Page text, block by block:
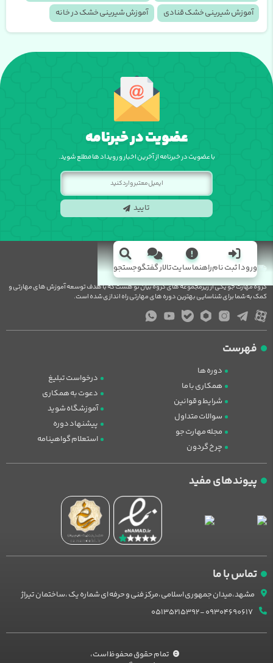
آموزش شیرینی خشک قنادی
آموزش شیرینی خشک در خانه
عضویت در خبرنامه
با عضویت در خبرنامه از آخرین اخبار و رویداد ها مطلع شوید.
تایید
ورود | ثبت نامراهنما سایتتالار گفتگوجستجو
گروه مهارت جو یکی از زیرمجموعه های گروه بیان نو هست که با هدف توسعه آموزش های مهارتی و
کمک به شما برای شناسایی بهترین دوره های مهارتی راه اندازی شده است.
فهرست
دوره ها
همکاری با ما
شرایط و قوانین
سوالات متداول
مجله مهارت جو
چرخ گردون
درخواست تبلیغ
دعوت به همکاری
آموزشگاه شوید
پیشنهاد دوره
استعلام گواهینامه
پیوندهای مفید
تماس با ما
مشهد،میدان جمهوری اسلامی،مرکز فنی و حرفه ای شماره یک ،ساختمان تیراژ
09304690617 - 05135215392
تمام حقوق محفوظ است،